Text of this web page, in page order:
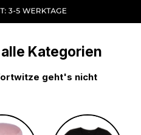
Kategorien
geht's nicht